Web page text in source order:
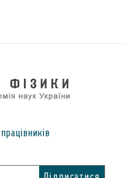
працiвникiв